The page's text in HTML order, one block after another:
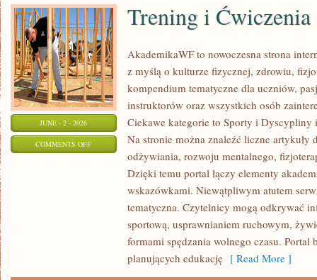
JUNE - 2 - 2026
COMMENTS OFFON
ĆWICZENIA
Trening i Ćwiczenia
AkademikaWF to nowoczesna strona
z myślą o kulturze fizycznej, zdrowiu,
kompendium tematyczne dla uczniów,
instruktorów oraz wszystkich osób
Ciekawe kategorie to Sporty i Dyscypliny
Na stronie można znaleźć liczne artykuły
odżywiania, rozwoju mentalnego,
Dzięki temu portal łączy elementy
wskazówkami. Niewątpliwym atutem
tematyczna. Czytelnicy mogą odkrywać
sportową, usprawnianiem ruchowym,
formami spędzania wolnego czasu. Portal
planujących edukację [ Read More ]